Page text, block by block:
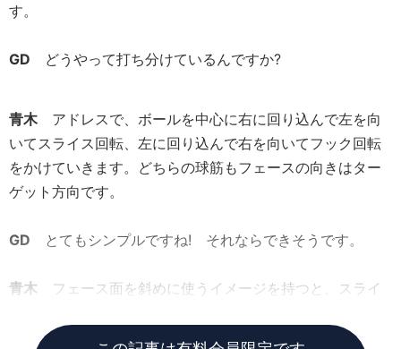
す。
GD どうやって打ち分けているんですか?
青木アドレスで、ボールを中心に右に回り込んで左を向
いてスライス回転、左に回り込んで右を向いてフック回転
をかけていきます。どちらの球筋もフェースの向きはター
ゲット方向です。
GD とてもシンプルですね! それならできそうです。
青木 フェース面を斜めに使うイメージを持つと、スライ